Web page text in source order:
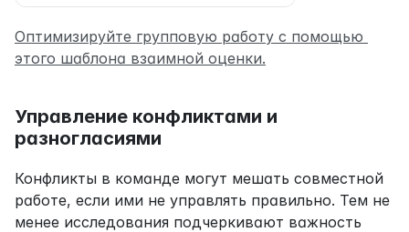
Оптимизируйте групповую работу с помощью
этого шаблона взаимной оценки.
Управление конфликтами и
разногласиями
Конфликты в команде могут мешать совместной
работе, если ими не управлять правильно. Тем не
менее исследования подчеркивают важность